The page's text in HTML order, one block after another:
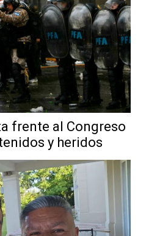
frente al Congreso
y heridos